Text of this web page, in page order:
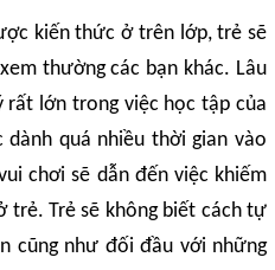
kiến thức ở trên lớp, trẻ sẽ
thường các bạn khác. Lâu
lớn trong việc học tập của
quá nhiều thời gian vào
chơi sẽ dẫn đến việc khiếm
trẻ. Trẻ sẽ không biết cách tự
cũng như đối đầu với những